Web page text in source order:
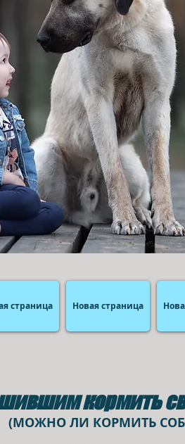
страница Новая страница
кормить
СОБАКУ